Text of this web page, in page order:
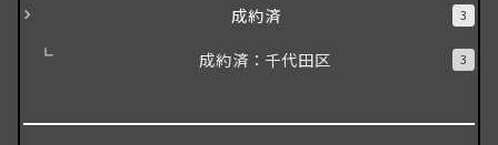
成約済 3
成約済：千代田区 3